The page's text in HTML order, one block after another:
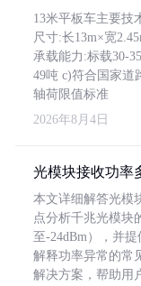
13米平板车主要技
尺寸:长13m×宽
承载能力:标载30-
49吨 c)符合国家道
轴荷限值标准
2026年8月4日
光模块接收功率
本文详细解答光模
点分析千兆光模块
至-24dBm），并
解释功率异常的常
解决方案，帮助用